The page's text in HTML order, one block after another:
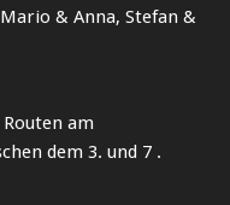
& Anna, Stefan &
am
dem 3. und 7 .